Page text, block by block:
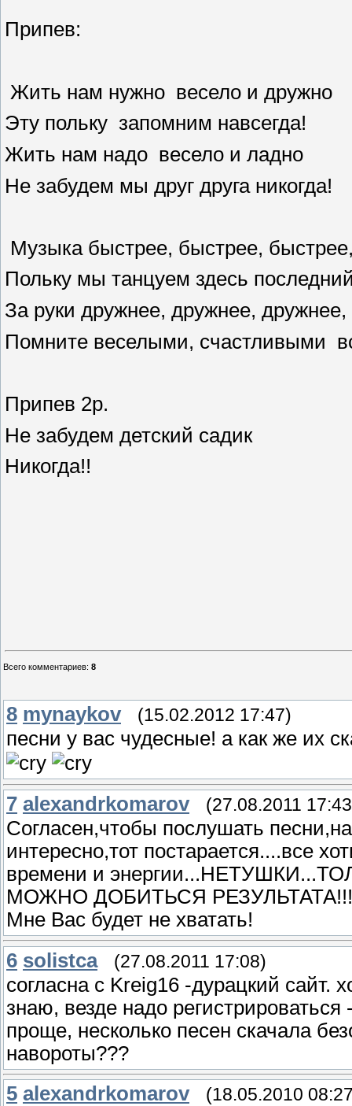
Припев:
Жить нам нужно весело и дружно
Эту польку запомним навсегда!
Жить нам надо весело и ладно
Не забудем мы друг друга никогда!
Музыка быстрее, быстрее,
Польку мы танцуем здесь
За руки дружнее, дружнее, дружнее,
Помните веселыми, счастливыми
Припев 2р.
Не забудем детский садик
Никогда!!
Всего комментариев: 8
8 mynaykov (15.02.2012 17:47)
песни у вас чудесные! а как же их
7 alexandrkomarov (27.08.2011
Согласен,чтобы послушать
интересно,тот постарается....все
времени и
МОЖНО ДОБИТЬСЯ
Мне Вас будет не хватать!
6 solistca (27.08.2011 17:08)
согласна с Kreig16 -дурацкий сайт.
знаю, везде надо
проще, несколько песен скачала
навороты???
5 alexandrkomarov (18.05.2010